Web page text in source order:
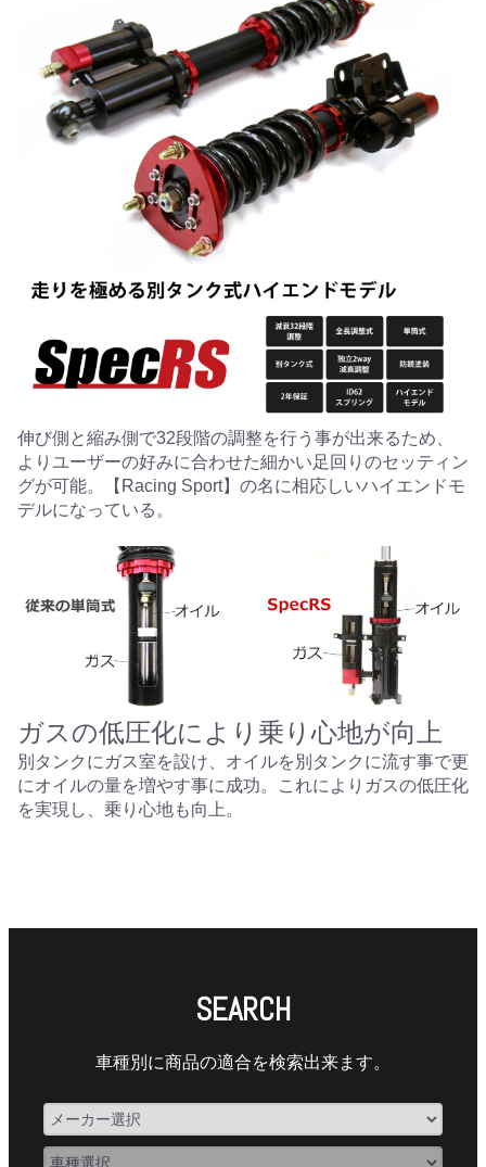
伸び側と縮み側で32段階の調整を行う事が出来るため、
よりユーザーの好みに合わせた細かい足回りのセッティン
グが可能。【Racing Sport】の名に相応しいハイエンドモ
デルになっている。
ガスの低圧化により乗り心地が向上
別タンクにガス室を設け、オイルを別タンクに流す事で更
にオイルの量を増やす事に成功。これによりガスの低圧化
を実現し、乗り心地も向上。
SEARCH
車種別に商品の適合を検索出来ます。